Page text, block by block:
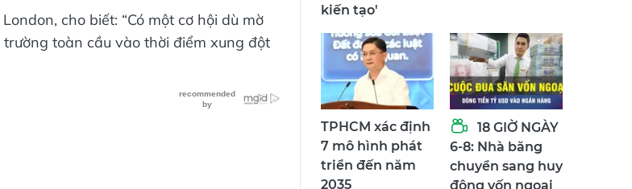
cho biết: “Có một cơ hội dù mờ
toàn cầu vào thời điểm xung đột
kiến tạo'
TPHCM xác định
7 mô hình phát
triển đến năm
2035
18 GIỜ NGÀY
6-8: Nhà băng
chuyển sang huy
động vốn ngoại